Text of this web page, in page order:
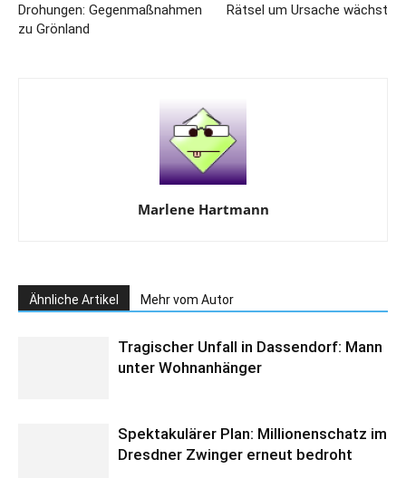
Drohungen: Gegenmaßnahmen
zu Grönland
Rätsel um Ursache wächst
Marlene Hartmann
Ähnliche Artikel Mehr vom Autor
Tragischer Unfall in Dassendorf: Mann
unter Wohnanhänger
Spektakulärer Plan: Millionenschatz im
Dresdner Zwinger erneut bedroht